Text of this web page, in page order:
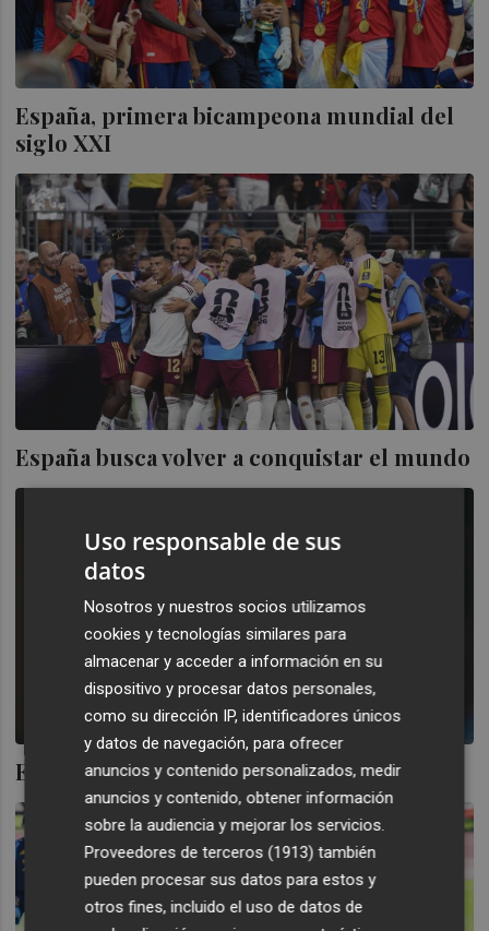
España, primera bicampeona mundial del
siglo XXI
España busca volver a conquistar el mundo
Es solo fútbol... ¿o no?
Uso responsable de sus
datos
Nosotros y nuestros socios utilizamos
cookies y tecnologías similares para
almacenar y acceder a información en su
dispositivo y procesar datos personales,
como su dirección IP, identificadores únicos
y datos de navegación, para ofrecer
anuncios y contenido personalizados, medir
anuncios y contenido, obtener información
sobre la audiencia y mejorar los servicios.
Proveedores de terceros (1913) también
pueden procesar sus datos para estos y
otros fines, incluido el uso de datos de